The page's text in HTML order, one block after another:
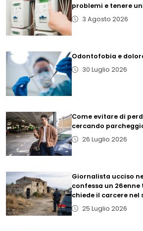
problemi e tenere
3 Agosto 2026
Odontofobia e
30 Luglio 2026
Come evitare di
cercando
26 Luglio 2026
Giornalista ucciso
confessa un
chiede il carcere nel
25 Luglio 2026